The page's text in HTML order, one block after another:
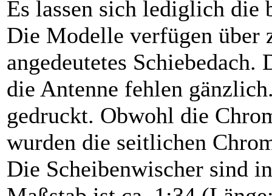
Es lassen sich lediglich die
Die Modelle verfügen über
angedeutetes
die Antenne fehlen
gedruckt. Obwohl die
wurden die seitlichen
Die Scheibenwischer sind